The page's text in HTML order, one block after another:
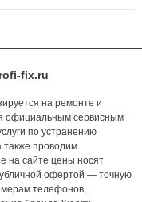
fix.ru
на ремонте и
официальным сервисным
по устранению
также проводим
на сайте цены носят
офертой — точную
телефонов,